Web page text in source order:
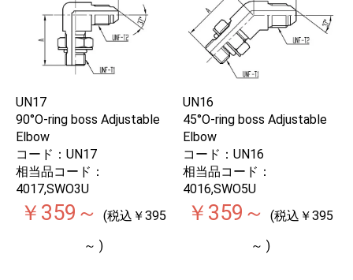
UN17
90°O-ring boss Adjustable
Elbow
コード：UN17
相当品コード：
4017,SWO3U
￥359～
(税込￥395
～ )
UN16
45°O-ring boss Adjustable
Elbow
コード：UN16
相当品コード：
4016,SWO5U
￥359～
(税込￥395
～ )